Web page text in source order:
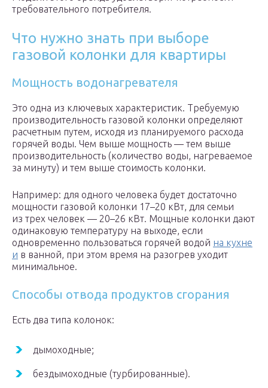
требовательного потребителя.
Что нужно знать при выборе
газовой колонки для квартиры
Мощность водонагревателя
Это одна из ключевых характеристик. Требуемую
производительность газовой колонки определяют
расчетным путем, исходя из планируемого расхода
горячей воды. Чем выше мощность — тем выше
производительность (количество воды, нагреваемое
за минуту) и тем выше стоимость колонки.
Например: для одного человека будет достаточно
мощности газовой колонки 17–20 кВт, для семьи
из трех человек — 20–26 кВт. Мощные колонки дают
одинаковую температуру на выходе, если
одновременно пользоваться горячей водой на кухне
и в ванной, при этом время на разогрев уходит
минимальное.
Способы отвода продуктов сгорания
Есть два типа колонок:
дымоходные;
бездымоходные (турбированные).